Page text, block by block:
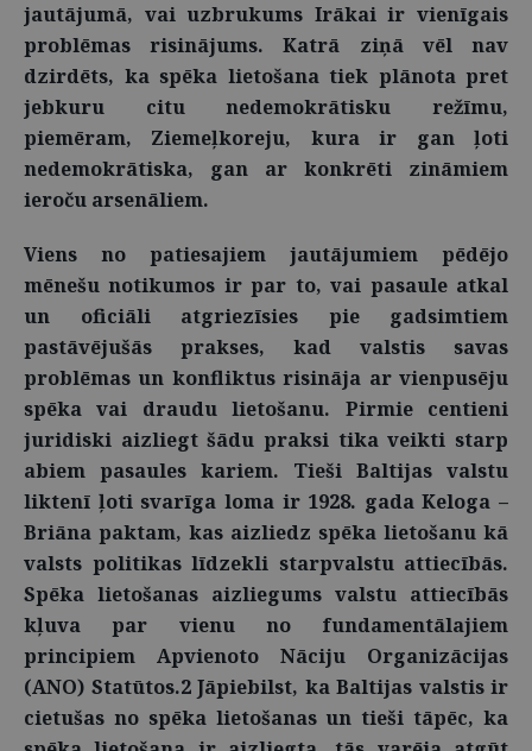
jautājumā, vai uzbrukums Irākai ir vienīgais
problēmas risinājums. Katrā ziņā vēl nav
dzirdēts, ka spēka lietošana tiek plānota pret
jebkuru citu nedemokrātisku režīmu,
piemēram, Ziemeļkoreju, kura ir gan ļoti
nedemokrātiska, gan ar konkrēti zināmiem
ieroču arsenāliem.
Viens no patiesajiem jautājumiem pēdējo
mēnešu notikumos ir par to, vai pasaule atkal
un oficiāli atgriezīsies pie gadsimtiem
pastāvējušās prakses, kad valstis savas
problēmas un konfliktus risināja ar vienpusēju
spēka vai draudu lietošanu. Pirmie centieni
juridiski aizliegt šādu praksi tika veikti starp
abiem pasaules kariem. Tieši Baltijas valstu
liktenī ļoti svarīga loma ir 1928. gada Keloga –
Briāna paktam, kas aizliedz spēka lietošanu kā
valsts politikas līdzekli starpvalstu attiecībās.
Spēka lietošanas aizliegums valstu attiecībās
kļuva par vienu no fundamentālajiem
principiem Apvienoto Nāciju Organizācijas
(ANO) Statūtos.2 Jāpiebilst, ka Baltijas valstis ir
cietušas no spēka lietošanas un tieši tāpēc, ka